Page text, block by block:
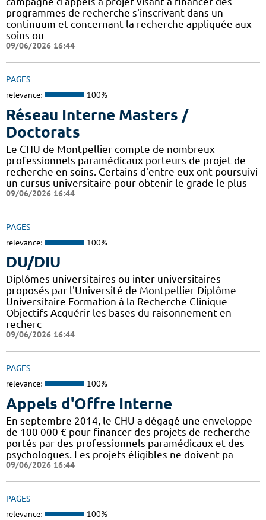
programmes de recherche s'inscrivant dans un
continuum et concernant la recherche appliquée aux
soins ou
09/06/2026 16:44
PAGES
relevance: 100%
Réseau Interne Masters /
Doctorats
Le CHU de Montpellier compte de nombreux
professionnels paramédicaux porteurs de projet de
recherche en soins. Certains d'entre eux ont poursuivi
un cursus universitaire pour obtenir le grade le plus
09/06/2026 16:44
PAGES
relevance: 100%
DU/DIU
Diplômes universitaires ou inter-universitaires
proposés par l'Université de Montpellier Diplôme
Universitaire Formation à la Recherche Clinique
Objectifs Acquérir les bases du raisonnement en
recherc
09/06/2026 16:44
PAGES
relevance: 100%
Appels d'Offre Interne
En septembre 2014, le CHU a dégagé une enveloppe
de 100 000 € pour financer des projets de recherche
portés par des professionnels paramédicaux et des
psychologues. Les projets éligibles ne doivent pa
09/06/2026 16:44
PAGES
relevance: 100%